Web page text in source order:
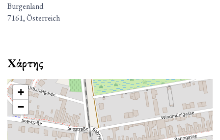
Burgenland
7161, Österreich
Χάρτης
+
−